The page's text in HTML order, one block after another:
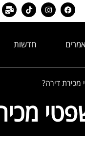
חדשות
מכירת דירה?